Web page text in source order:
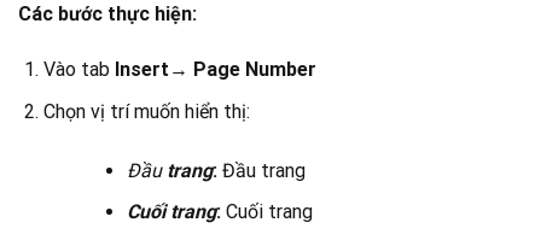
Các bước thực hiện:
Vào tab Insert → Page Number
Chọn vị trí muốn hiển thị:
Đầu trang:Đầu trang
Cuối trang:Cuối trang